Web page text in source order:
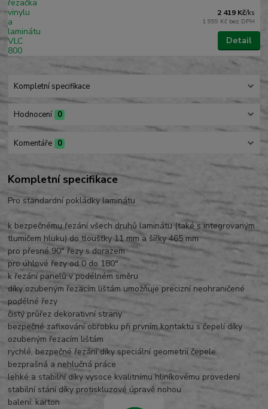
2 419 Kč/ks
1 999 Kč bez DPH
Detail
Kompletní specifikace
Hodnocení 0
Komentáře 0
Kompletní specifikace
Pro standardní pokládky laminátu
k bezpečnému řezání všech druhů laminátu (také s integrovaným
tlumičem hluku) do tloušťky 11 mm a šířky 465 mm
pro přesné 90° řezy s dorazem
pro úhlové řezy od 0 do 180°
k řezání panelů v podélném směru
díky ozubeným řezacím lištám umožňuje precizní neohraničené
podélné řezy
čistý průřez dekorativní strany
bezpečné zafixování obrobku při prvním kontaktu s čepelí díky
ozubeným řezacím lištám
rychlé, bezpečné řezání díky speciální geometrii čepele
bezprašná a nehlučná práce
lehké a stabilní díky vysoce kvalitnímu hliníkovému provedení
stabilní stání díky protiskluzové úpravě nohou
balení: karton